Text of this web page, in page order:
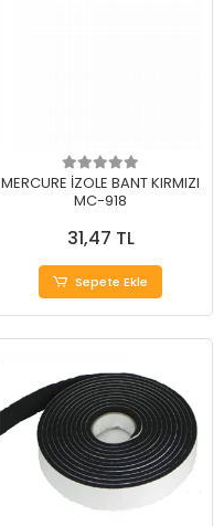
MERCURE İZOLE BANT KIRMIZI
MC-918
31,47 TL
Sepete Ekle